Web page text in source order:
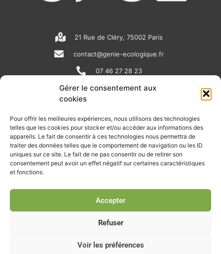
Gérer le consentement aux
cookies
Pour offrir les meilleures expériences, nous utilisons des technologies
telles que les cookies pour stocker et/ou accéder aux informations des
appareils. Le fait de consentir à ces technologies nous permettra de
traiter des données telles que le comportement de navigation ou les ID
uniques sur ce site. Le fait de ne pas consentir ou de retirer son
consentement peut avoir un effet négatif sur certaines caractéristiques
et fonctions.
Accepter
Refuser
Voir les préférences
21 Rue de Cléry, 75002 Paris
contact@genie-ecologique.fr
07 46 27 28 23
N
e
w
s
p
p
e
i
n
k
e
i
n
o
u
t
u
e
RECEVOIR L'ACTU DE LA FILIÈRE
Retrouvez tous les mois les articles terrain de nos adhérents, les
rendez-vous importants de la filière, nos offres de stages et
Je m'abonne à la lettre d'info